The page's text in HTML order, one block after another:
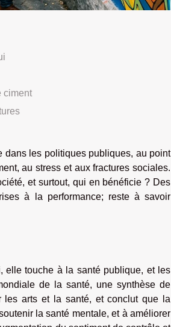
ciment
dans les politiques publiques, au point
au stress et aux fractures sociales.
et surtout, qui en bénéficie ? Des
à la performance; reste à savoir
elle touche à la santé publique, et les
de la santé, une synthèse de
arts et la santé, et conclut que la
la santé mentale, et à améliorer